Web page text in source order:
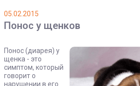
05.02.2015
Понос у щенков
Понос (диарея) у
щенка - это
симптом, который
говорит о
нарушении в его